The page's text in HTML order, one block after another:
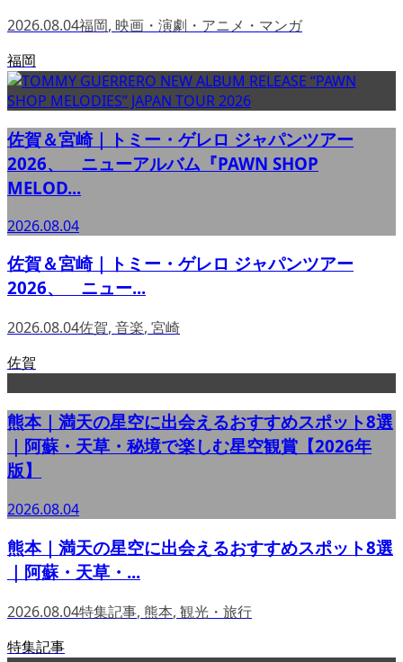
2026.08.04福岡, 映画・演劇・アニメ・マンガ
福岡
佐賀＆宮崎｜トミー・ゲレロ ジャパンツアー
2026、 ニューアルバム『PAWN SHOP
MELOD...
2026.08.04
佐賀＆宮崎｜トミー・ゲレロ ジャパンツアー
2026、 ニュー...
2026.08.04佐賀, 音楽, 宮崎
佐賀
熊本｜満天の星空に出会えるおすすめスポット8選
｜阿蘇・天草・秘境で楽しむ星空観賞【2026年
版】
2026.08.04
熊本｜満天の星空に出会えるおすすめスポット8選
｜阿蘇・天草・...
2026.08.04特集記事, 熊本, 観光・旅行
特集記事